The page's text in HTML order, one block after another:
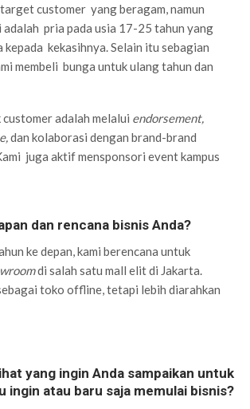
customer yang beragam, namun
adalah pria pada usia 17-25 tahun yang
kepada kekasihnya. Selain itu sebagian
membeli bunga untuk ulang tahun dan
customer adalah melalui endorsement,
dan kolaborasi dengan brand-brand
juga aktif mensponsori event kampus
dan rencana bisnis Anda?
ke depan, kami berencana untuk
di salah satu mall elit di Jakarta.
toko offline, tetapi lebih diarahkan
yang ingin Anda sampaikan untuk
ingin atau baru saja memulai bisnis?